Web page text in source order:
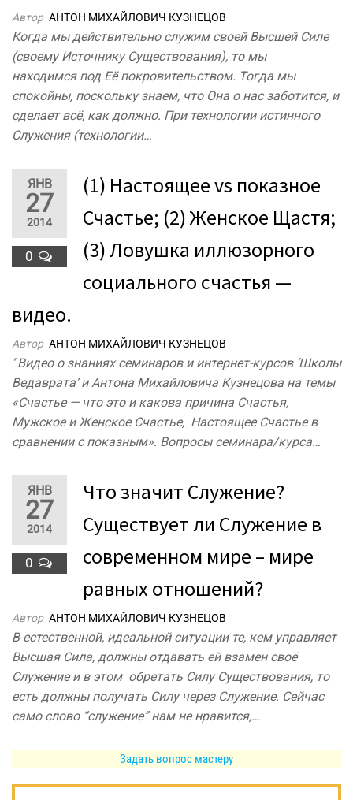
Автор АНТОН МИХАЙЛОВИЧ КУЗНЕЦОВ
Когда мы действительно служим своей Высшей Силе
(своему Источнику Существования), то мы
находимся под Её покровительством. Тогда мы
спокойны, поскольку знаем, что Она о нас заботится, и
сделает всё, как должно. При технологии истинного
Служения (технологии…
ЯНВ
27
2014
0
(1) Настоящее vs показное
Счастье; (2) Женское Щастя;
(3) Ловушка иллюзорного
социального счастья —
видео.
Автор АНТОН МИХАЙЛОВИЧ КУЗНЕЦОВ
‘ Видео о знаниях семинаров и интернет-курсов ‘Школы
Ведаврата’ и Антона Михайловича Кузнецова на темы
«Счастье — что это и какова причина Счастья,
Мужское и Женское Счастье, Настоящее Счастье в
сравнении с показным». Вопросы семинара/курса…
ЯНВ
27
2014
0
Что значит Служение?
Существует ли Служение в
современном мире – мире
равных отношений?
Автор АНТОН МИХАЙЛОВИЧ КУЗНЕЦОВ
В естественной, идеальной ситуации те, кем управляет
Высшая Сила, должны отдавать ей взамен своё
Служение и в этом обретать Силу Существования, то
есть должны получать Силу через Служение. Сейчас
само слово “служение” нам не нравится,…
Задать вопрос мастеру